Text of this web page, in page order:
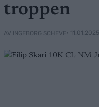
troppen
AV INGEBORG SCHEVE• 11.01.2025